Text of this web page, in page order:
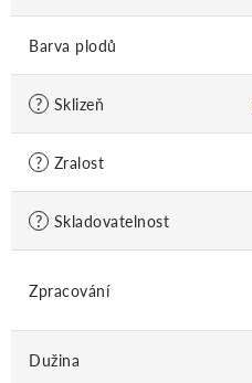
Barva plodů
? Sklizeň
? Zralost
? Skladovatelnost
Zpracování
Dužina